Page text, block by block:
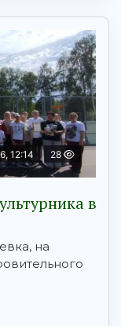
12:14 28
в
на